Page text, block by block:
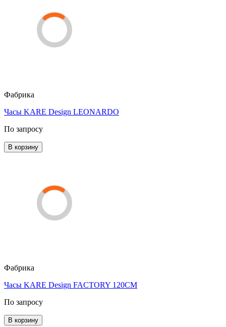
Фабрика
Часы KARE Design LEONARDO
По запросу
В корзину
Фабрика
Часы KARE Design FACTORY 120CM
По запросу
В корзину